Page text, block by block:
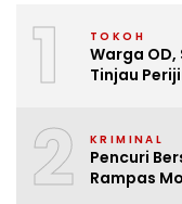
1 TOKOH
Warga
Tinjau
2 KRIMINAL
Pencuri
Rampas